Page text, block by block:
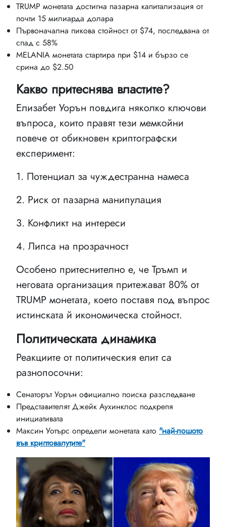
TRUMP монетата достигна пазарна капитализация от
почти 15 милиарда долара
Първоначална пикова стойност от $74, последвана от
спад с 58%
MELANIA монетата стартира при $14 и бързо се
срина до $2.50
Какво притеснява властите?
Елизабет Уорън повдига няколко ключови
въпроса, които правят тези мемкойни
повече от обикновен криптографски
експеримент:
1. Потенциал за чуждестранна намеса
2. Риск от пазарна манипулация
3. Конфликт на интереси
4. Липса на прозрачност
Особено притеснително е, че Тръмп и
неговата организация притежават 80% от
TRUMP монетата, което поставя под въпрос
истинската й икономическа стойност.
Политическата динамика
Реакциите от политическия елит са
разнопосочни:
Сенаторът Уорън официално поиска разследване
Представителят Джейк Аухинклос подкрепя
инициативата
Максин Уотърс определи монетата като "най-лошото
във криптовалутите"